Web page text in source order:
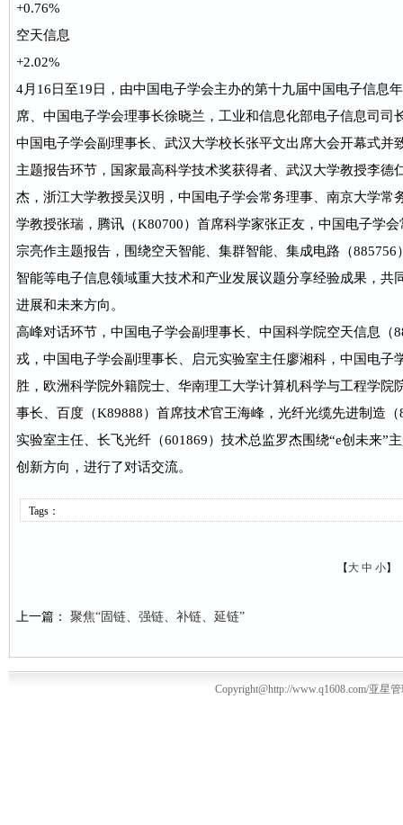
+0.76%
空天信息
+2.02%
4月16日至19日，由中国电子学会主办的第十九届中国电子信息
席、中国电子学会理事长徐晓兰，工业和信息化部电子信息司司
中国电子学会副理事长、武汉大学校长张平文出席大会开幕式并
主题报告环节，国家最高科学技术奖获得者、武汉大学教授李德
杰，浙江大学教授吴汉明，中国电子学会常务理事、南京大学常
学教授张瑞，腾讯（K80700）首席科学家张正友，中国电子学
宗亮作主题报告，围绕空天智能、集群智能、集成电路（
智能等电子信息领域重大技术和产业发展议题分享经验成果，共
进展和未来方向。
高峰对话环节，中国电子学会副理事长、中国科学院空天信息（
戎，中国电子学会副理事长、启元实验室主任廖湘科，中国电子
胜，欧洲科学院外籍院士、华南理工大学计算机科学与工程学院
事长、百度（K89888）首席技术官王海峰，光纤光缆先进制造
实验室主任、长飞光纤（601869）技术总监罗杰围绕“e创未来”
创新方向，进行了对话交流。
Tags：
【 大 中 小】
上一篇： 聚焦“固链、强链、补链、延链”
Copyright@http://www.q1608.com/亚星